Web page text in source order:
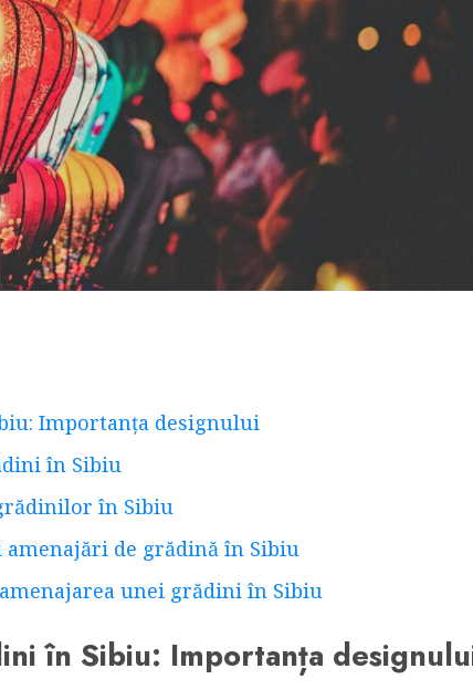
Importanța designului
în Sibiu
în Sibiu
de grădină în Sibiu
unei grădini în Sibiu
în Sibiu: Importanța